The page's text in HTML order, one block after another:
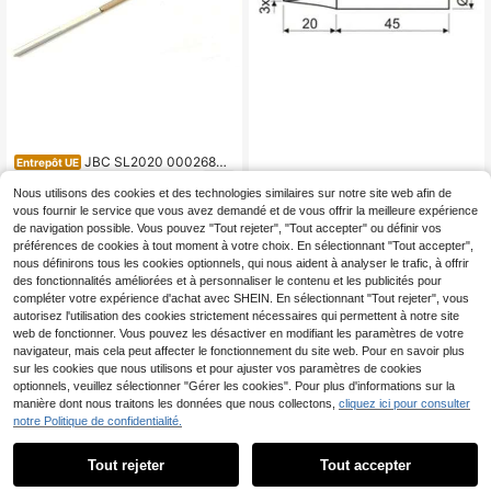
Entrepôt UE JBC SL2020 0002684
Électrode Kangaroo E31
66,95€ -4% 70,47€
Entrepôt UE Avant Panne de soudag
e longue durée 25 W 3 x 1,2 mm
13 ,58€ 14,29€
1
Nous utilisons des cookies et des technologies similaires sur notre site web afin de
vous fournir le service que vous avez demandé et de vous offrir la meilleure expérience
de navigation possible. Vous pouvez "Tout rejeter", "Tout accepter" ou définir vos
préférences de cookies à tout moment à votre choix. En sélectionnant "Tout accepter",
nous définirons tous les cookies optionnels, qui nous aident à analyser le trafic, à offrir
des fonctionnalités améliorées et à personnaliser le contenu et les publicités pour
compléter votre expérience d'achat avec SHEIN. En sélectionnant "Tout rejeter", vous
autorisez l'utilisation des cookies strictement nécessaires qui permettent à notre site
web de fonctionner. Vous pouvez les désactiver en modifiant les paramètres de votre
navigateur, mais cela peut affecter le fonctionnement du site web. Pour en savoir plus
sur les cookies que nous utilisons et pour ajuster vos paramètres de cookies
optionnels, veuillez sélectionner "Gérer les cookies". Pour plus d'informations sur la
manière dont nous traitons les données que nous collectons, cliquez ici pour consulter
notre Politique de confidentialité.
Tout rejeter Tout accepter